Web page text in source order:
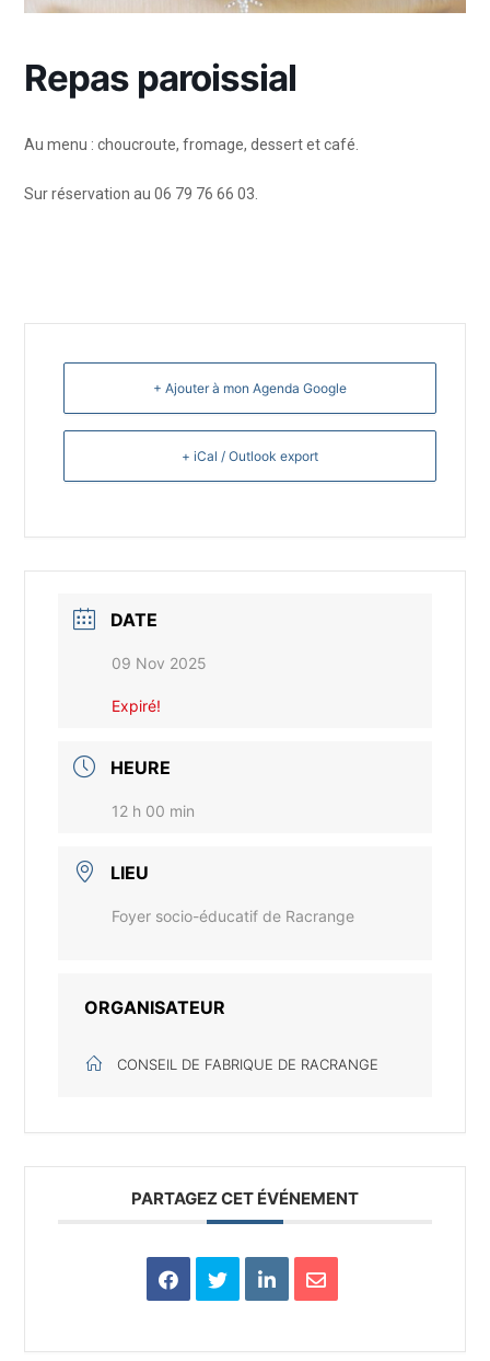
Repas paroissial
Au menu : choucroute, fromage, dessert et café.
Sur réservation au 06 79 76 66 03.
+ Ajouter à mon Agenda Google
+ iCal / Outlook export
DATE
09 Nov 2025
Expiré!
HEURE
12 h 00 min
LIEU
Foyer socio-éducatif de Racrange
ORGANISATEUR
CONSEIL DE FABRIQUE DE RACRANGE
PARTAGEZ CET ÉVÉNEMENT